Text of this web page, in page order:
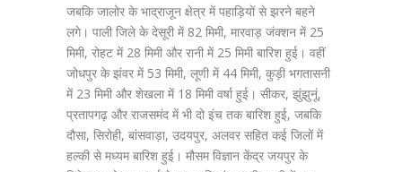
जबकि जालोर के भाद्राजून क्षेत्र में पहाड़ियों से झरने बहने
लगे। पाली जिले के देसूरी में 82 मिमी, मारवाड़ जंक्शन में 25
मिमी, रोहट में 28 मिमी और रानी में 25 मिमी बारिश हुई। वहीं
जोधपुर के झंवर में 53 मिमी, लूणी में 44 मिमी, कुड़ी भगतासनी
में 23 मिमी और शेखला में 18 मिमी वर्षा हुई। सीकर, झुंझुनूं,
प्रतापगढ़ और राजसमंद में भी दो इंच तक बारिश हुई, जबकि
दौसा, सिरोही, बांसवाड़ा, उदयपुर, अलवर सहित कई जिलों में
हल्की से मध्यम बारिश हुई। मौसम विज्ञान केंद्र जयपुर के